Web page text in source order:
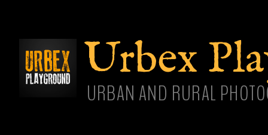
Urbex
URBAN AND RURAL